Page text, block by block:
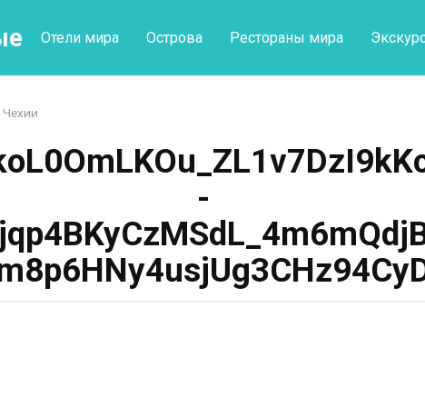
Отели мира Острова Рестораны мира
-